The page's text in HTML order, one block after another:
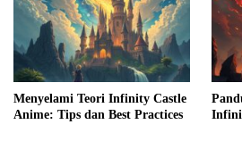
Menyelami Teori Infinity Castle
Anime: Tips dan Best Practices